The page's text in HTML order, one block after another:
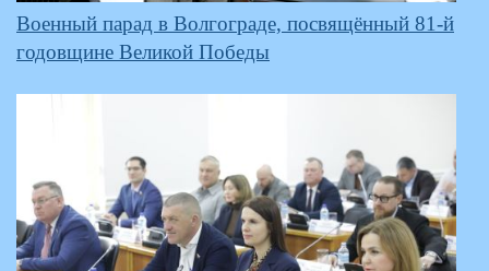
Военный парад в Волгограде, посвящённый 81-й
годовщине Великой Победы